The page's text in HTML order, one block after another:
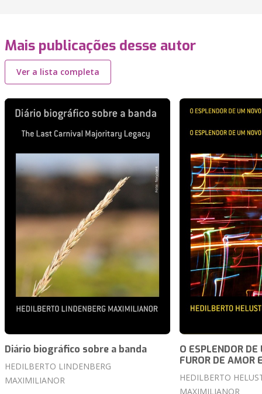
Mais publicações desse autor
Ver a lista completa
Diário biográfico sobre a banda
HEDILBERTO LINDENBERG
MAXIMILIANOR
O ESPLENDOR
FUROR DE AMOR
HEDILBERTO
MAXIMILIANOR